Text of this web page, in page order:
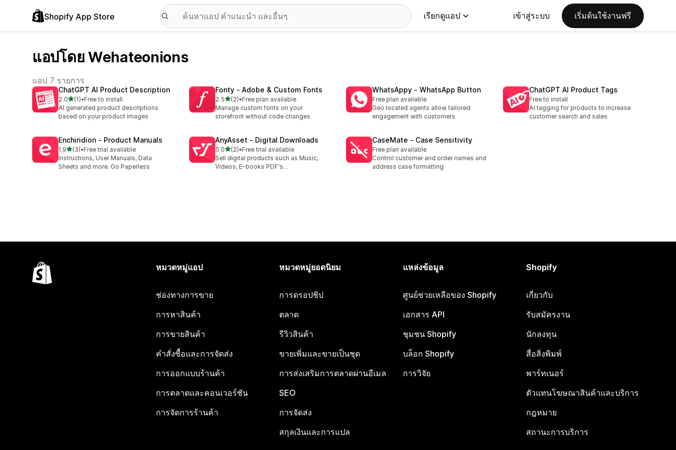
Shopify App Store เรียกดูแอป เข้าสู่ระบบ เริ่มต้นใช้งานฟรี
แอปโดย Wehateonions
แอป 7 รายการ
ChatGPT AI Product Description
2.0เต็ม 5 ดาว
(1)
ทั้งหมด 1 รีวิว
•Free to install
AI generated product descriptions
based on your product images
Fonty ‑ Adobe & Custom Fonts
2.5เต็ม 5 ดาว
(2)
ทั้งหมด 2 รีวิว
•Free plan available
Manage custom fonts on your
storefront without code changes
WhatsAppy ‑ WhatsApp Button
Free plan available
Geo located agents allow tailored
engagement with customers
ChatGPT AI Product Tags
Free to install
AI tagging for products to increase
customer search and sales
Enchiridion ‑ Product Manuals
1.9เต็ม 5 ดาว
(3)
ทั้งหมด 3 รีวิว
•Free trial available
Instructions, User Manuals, Data
Sheets and more. Go Paperless
AnyAsset ‑ Digital Downloads
5.0เต็ม 5 ดาว
(2)
ทั้งหมด 2 รีวิว
•Free trial available
Sell digital products such as Music,
Videos, E-books PDF's...
CaseMate ‑ Case Sensitivity
Free plan available
Control customer and order names and
address case formatting
หมวดหมู่แอป
ช่องทางการขาย
การหาสินค้า
การขายสินค้า
คำสั่งซื้อและการจัดส่ง
การออกแบบร้านค้า
การตลาดและคอนเวอร์ชัน
การจัดการร้านค้า
หมวดหมู่ยอดนิยม
การดรอปชิป
ตลาด
รีวิวสินค้า
ขายเพิ่มและขายเป็นชุด
การส่งเสริมการตลาดผ่านอีเมล
SEO
การจัดส่ง
สกุลเงินและการแปล
แหล่งข้อมูล
ศูนย์ช่วยเหลือของ Shopify
เอกสาร API
ชุมชน Shopify
บล็อก Shopify
การวิจัย
Shopify
เกี่ยวกับ
รับสมัครงาน
นักลงทุน
สื่อสิ่งพิมพ์
พาร์ทเนอร์
ตัวแทนโฆษณาสินค้าและบริการ
กฎหมาย
สถานะการบริการ